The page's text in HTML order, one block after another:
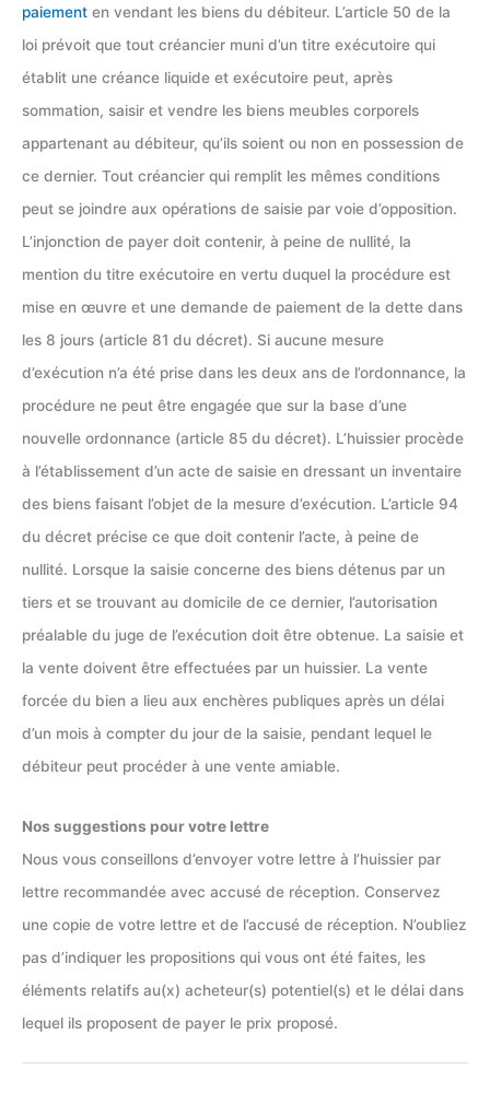
paiement en vendant les biens du débiteur. L’article 50 de la
loi prévoit que tout créancier muni d’un titre exécutoire qui
établit une créance liquide et exécutoire peut, après
sommation, saisir et vendre les biens meubles corporels
appartenant au débiteur, qu’ils soient ou non en possession de
ce dernier. Tout créancier qui remplit les mêmes conditions
peut se joindre aux opérations de saisie par voie d’opposition.
L’injonction de payer doit contenir, à peine de nullité, la
mention du titre exécutoire en vertu duquel la procédure est
mise en œuvre et une demande de paiement de la dette dans
les 8 jours (article 81 du décret). Si aucune mesure
d’exécution n’a été prise dans les deux ans de l’ordonnance, la
procédure ne peut être engagée que sur la base d’une
nouvelle ordonnance (article 85 du décret). L’huissier procède
à l’établissement d’un acte de saisie en dressant un inventaire
des biens faisant l’objet de la mesure d’exécution. L’article 94
du décret précise ce que doit contenir l’acte, à peine de
nullité. Lorsque la saisie concerne des biens détenus par un
tiers et se trouvant au domicile de ce dernier, l’autorisation
préalable du juge de l’exécution doit être obtenue. La saisie et
la vente doivent être effectuées par un huissier. La vente
forcée du bien a lieu aux enchères publiques après un délai
d’un mois à compter du jour de la saisie, pendant lequel le
débiteur peut procéder à une vente amiable.
Nos suggestions pour votre lettre
Nous vous conseillons d’envoyer votre lettre à l’huissier par
lettre recommandée avec accusé de réception. Conservez
une copie de votre lettre et de l’accusé de réception. N’oubliez
pas d’indiquer les propositions qui vous ont été faites, les
éléments relatifs au(x) acheteur(s) potentiel(s) et le délai dans
lequel ils proposent de payer le prix proposé.